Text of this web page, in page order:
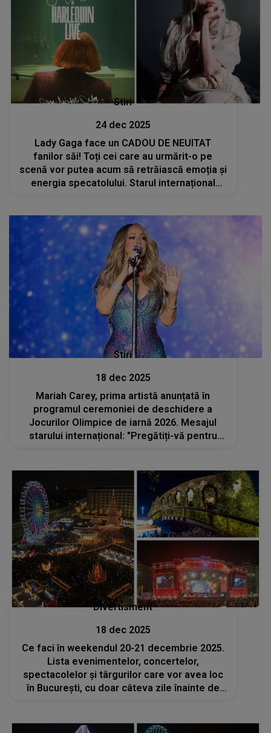
Stiri
24 dec 2025
Lady Gaga face un CADOU DE NEUITAT
fanilor săi! Toți cei care au urmărit-o pe
scenă vor putea acum să retrăiască emoția și
energia specatolului. Starul internațional
Stiri
18 dec 2025
Mariah Carey, prima artistă anunțată în
programul ceremoniei de deschidere a
Jocurilor Olimpice de iarnă 2026. Mesajul
starului internațional: "Pregătiți-vă pentru
Divertisment
18 dec 2025
Ce faci în weekendul 20-21 decembrie 2025.
Lista evenimentelor, concertelor,
spectacolelor și târgurilor care vor avea loc
în București, cu doar câteva zile înainte de